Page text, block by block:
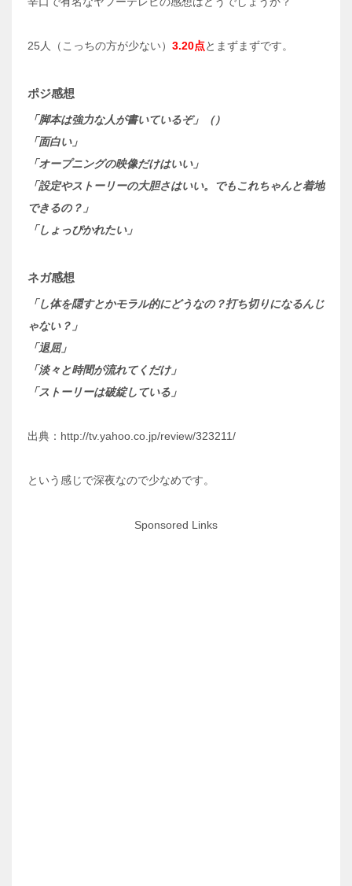
25人（こっちの方が少ない） 3.20点とまずまずです。
ポジ感想
「脚本は強力な人が書いているぞ」（）
「面白い」
「オープニングの映像だけはいい」
「設定やストーリーの大胆さはいい。でもこれちゃんと着地
できるの？」
「しょっぴかれたい」
ネガ感想
「し体を隠すとかモラル的にどうなの？打ち切りになるんじ
ゃない？」
「退屈」
「淡々と時間が流れてくだけ」
「ストーリーは破綻している」
出典：http://tv.yahoo.co.jp/review/323211/
という感じで深夜なので少なめです。
Sponsored Links